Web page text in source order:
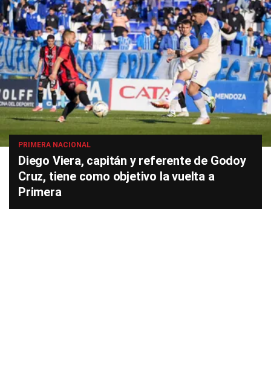
PRIMERA NACIONAL
Diego Viera, capitán y referente de Godoy
Cruz, tiene como objetivo la vuelta a
Primera